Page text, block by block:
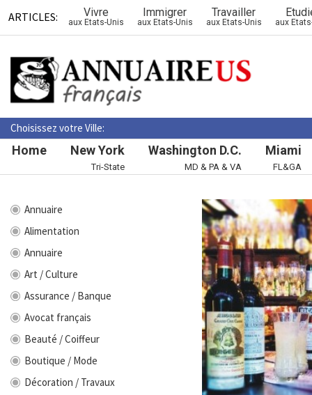
ARTICLES: Vivre
aux Etats-Unis
Immigrer
aux Etats-Unis
Travailler
aux Etats-Unis aux
Choisissez votre Ville:
Home New York
Tri-State
Washington D.C.
MD & PA & VA
Miami
FL&GA
Annuaire
Alimentation
Annuaire
Art / Culture
Assurance / Banque
Avocat français
Beauté / Coiffeur
Boutique / Mode
Décoration / Travaux